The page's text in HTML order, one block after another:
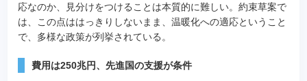
応なのか、見分けをつけることは本質的に難しい。約束草案で
は、この点ははっきりしないまま、温暖化への適応ということ
で、多様な政策が列挙されている。
費用は250兆円、先進国の支援が条件